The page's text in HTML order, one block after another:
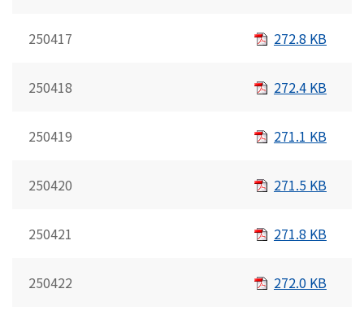
250417 272.8 KB
250418 272.4 KB
250419 271.1 KB
250420 271.5 KB
250421 271.8 KB
250422 272.0 KB